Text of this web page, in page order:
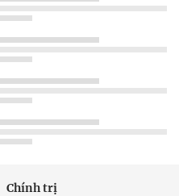
Chính trị